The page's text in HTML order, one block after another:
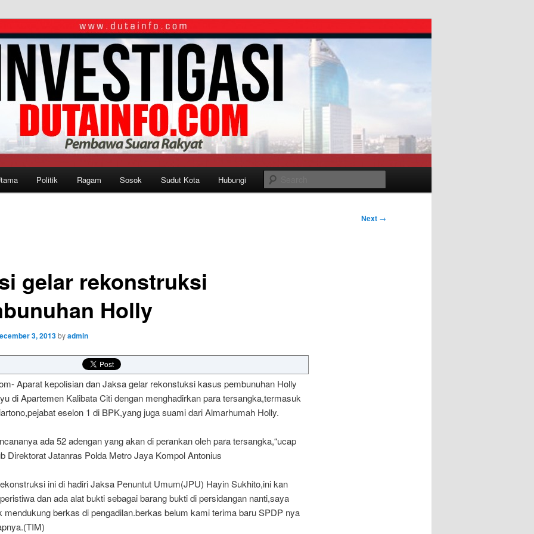
Politik Ragam Sosok Sudut Kota Hubungi
Next →
gelar rekonstruksi
Holly
3, 2013byadmin
Aparat kepolisian dan Jaksa gelar rekonstuksi kasus pembunuhan Holly
di Apartemen Kalibata Citi dengan menghadirkan para tersangka,termasuk
eselon 1 di BPK,yang juga suami dari Almarhumah Holly.
ada 52 adengan yang akan di perankan oleh para tersangka,“ucap
Direktorat Jatanras Polda Metro Jaya Kompol Antonius
ini di hadiri Jaksa Penuntut Umum(JPU) Hayin Sukhito,ini kan
dan ada alat bukti sebagai barang bukti di persidangan nanti,saya
mendukung berkas di pengadilan.berkas belum kami terima baru SPDP nya